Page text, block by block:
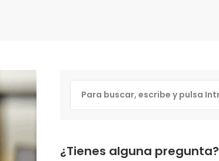
¿Tienes alguna pregunta?